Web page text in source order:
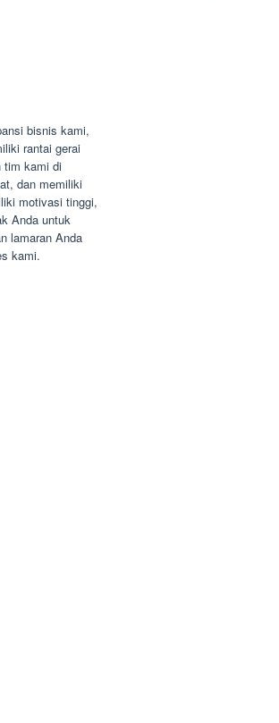
bisnis kami,
rantai gerai
tim kami di
dan memiliki
motivasi tinggi,
Anda untuk
lamaran Anda
kami.